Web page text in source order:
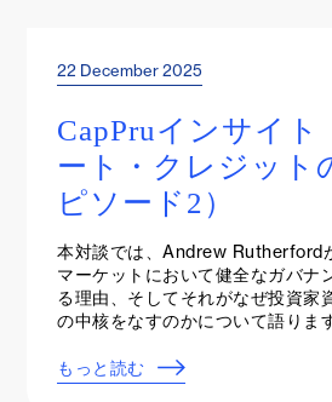
Project Insights
22 December 2025
CapPruインサイト
ート・クレジット
ピソード2）
本対談では、Andrew Rutherford
マーケットにおいて健全なガバナ
る理由、そしてそれがなぜ投資家
の中核をなすのかについて語りま
もっと読む